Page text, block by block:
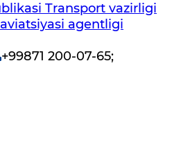
Transport vazirligi
agentligi
+99871 200-07-65;